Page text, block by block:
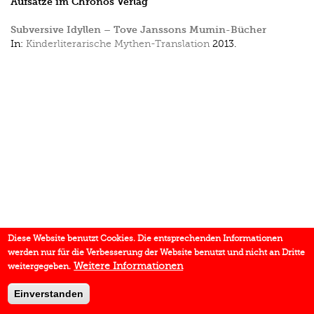
Subversive Idyllen – Tove Janssons Mumin-Bücher
In: Kinderliterarische Mythen-Translation 2013.
Diese Website benutzt Cookies. Die entsprechenden Informationen
werden nur für die Verbesserung der Website benutzt und nicht an Dritte
weitergegeben. Weitere Informationen
Einverstanden